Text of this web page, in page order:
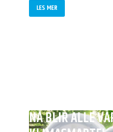
LES MER
NÅ BLIR ALLE